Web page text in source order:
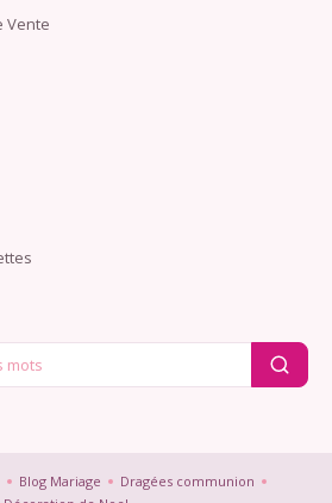
Vente
Blog Mariage
Dragées communion